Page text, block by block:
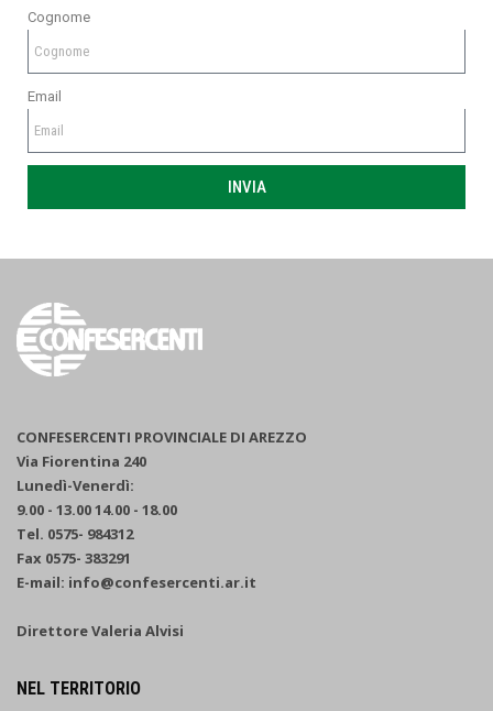
Cognome
Email
INVIA
CONFESERCENTI PROVINCIALE DI AREZZO
Via Fiorentina 240
Lunedì-Venerdì:
9.00 - 13.00 14.00 - 18.00
Tel. 0575- 984312
Fax 0575- 383291
E-mail: info@confesercenti.ar.it
Direttore Valeria Alvisi
NEL TERRITORIO